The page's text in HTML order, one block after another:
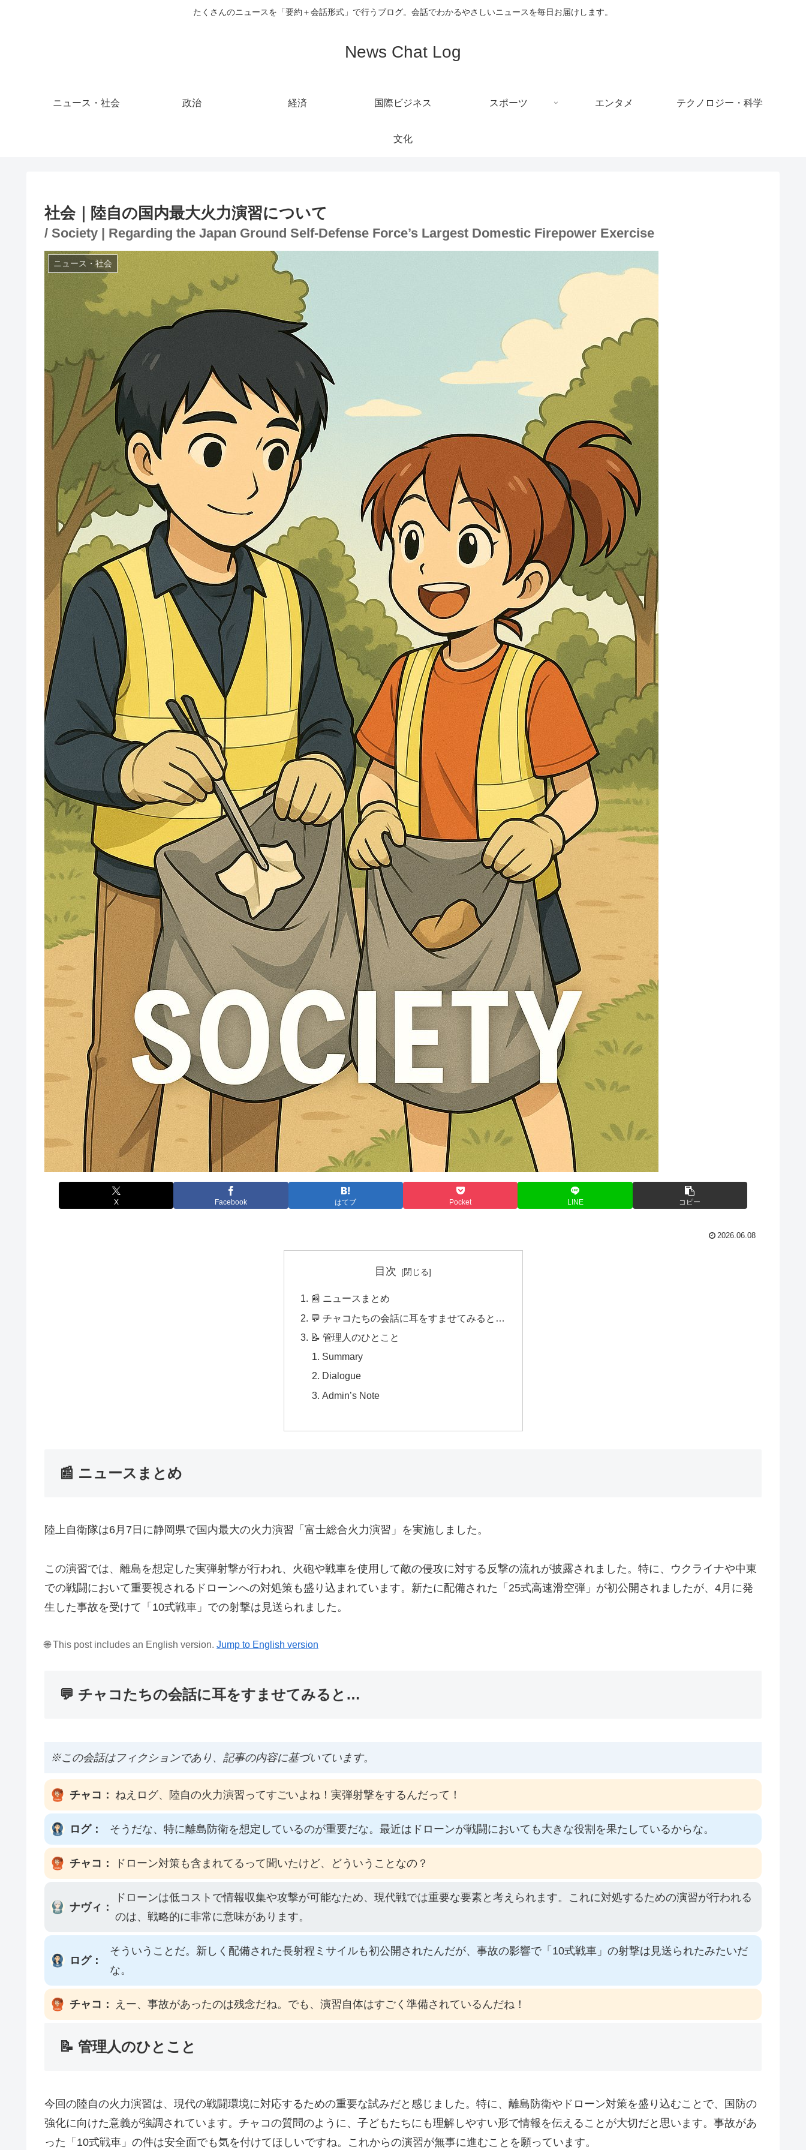
たくさんのニュースを「要約＋会話形式」で行うブログ。会話でわかるやさしいニュースを毎日お届けします。
News Chat Log
ニュース・社会 政治 経済 国際ビジネス スポーツ エンタメ テクノロジー・科学
文化
社会｜陸自の国内最大火力演習について
/ Society | Regarding the Japan Ground Self-Defense Force’s Largest Domestic Firepower Exercise
ニュース・社会
X Facebook はてブ Pocket LINE コピー
2026.06.08
目次
📰 ニュースまとめ
💬 チャコたちの会話に耳をすませてみると…
📝 管理人のひとこと
Summary
Dialogue
Admin’s Note
📰 ニュースまとめ
陸上自衛隊は6月7日に静岡県で国内最大の火力演習「富士総合火力演習」を実施しました。
この演習では、離島を想定した実弾射撃が行われ、火砲や戦車を使用して敵の侵攻に対する反撃の流れが披露されました。特に、ウクライナや中東
での戦闘において重要視されるドローンへの対処策も盛り込まれています。新たに配備された「25式高速滑空弾」が初公開されましたが、4月に発
生した事故を受けて「10式戦車」での射撃は見送られました。
🌐 This post includes an English version. Jump to English version
💬 チャコたちの会話に耳をすませてみると…
※この会話はフィクションであり、記事の内容に基づいています。
チャコ： ねえログ、陸自の火力演習ってすごいよね！実弾射撃をするんだって！
ログ： そうだな、特に離島防衛を想定しているのが重要だな。最近はドローンが戦闘においても大きな役割を果たしているからな。
チャコ： ドローン対策も含まれてるって聞いたけど、どういうことなの？
ナヴィ：
ドローンは低コストで情報収集や攻撃が可能なため、現代戦では重要な要素と考えられます。これに対処するための演習が行われる
のは、戦略的に非常に意味があります。
ログ：
そういうことだ。新しく配備された長射程ミサイルも初公開されたんだが、事故の影響で「10式戦車」の射撃は見送られたみたいだ
な。
チャコ： えー、事故があったのは残念だね。でも、演習自体はすごく準備されているんだね！
📝 管理人のひとこと
今回の陸自の火力演習は、現代の戦闘環境に対応するための重要な試みだと感じました。特に、離島防衛やドローン対策を盛り込むことで、国防の
強化に向けた意義が強調されています。チャコの質問のように、子どもたちにも理解しやすい形で情報を伝えることが大切だと思います。事故があ
った「10式戦車」の件は安全面でも気を付けてほしいですね。これからの演習が無事に進むことを願っています。